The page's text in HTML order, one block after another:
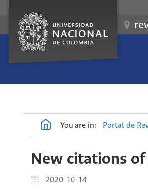
You are in: Portal de
New citations
2020-10-14